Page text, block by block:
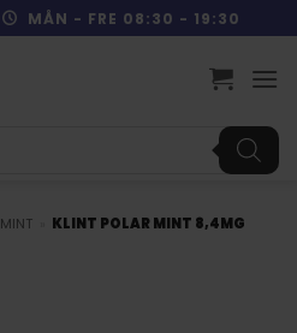
MÅN - FRE 08:30 - 19:30
MINT KLINT POLAR MINT 8,4MG